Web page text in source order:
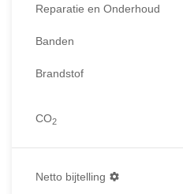
Reparatie en Onderhoud
Banden
Brandstof
CO2
Netto bijtelling